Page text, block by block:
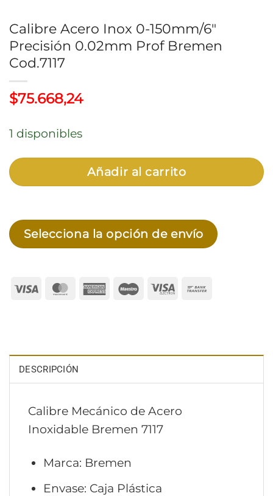
Calibre Acero Inox 0-150mm/6″
Precisión 0.02mm Prof Bremen
Cod.7117
$75.668,24
1 disponibles
Añadir al carrito
Selecciona la opción de envío
Visa MasterCardAmericanMaestroVisa
DESCRIPCIÓN
Calibre Mecánico de Acero
Inoxidable Bremen 7117
Marca: Bremen
Envase: Caja Plástica